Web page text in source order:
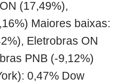
(17,49%),
Maiores baixas:
Eletrobras ON
PNB (-9,12%)
0,47% Dow